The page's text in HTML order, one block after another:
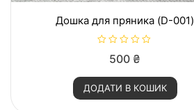
Дошка для пряника (D-001)
н
е
н
500 ₴
ДОДАТИ В КОШИК